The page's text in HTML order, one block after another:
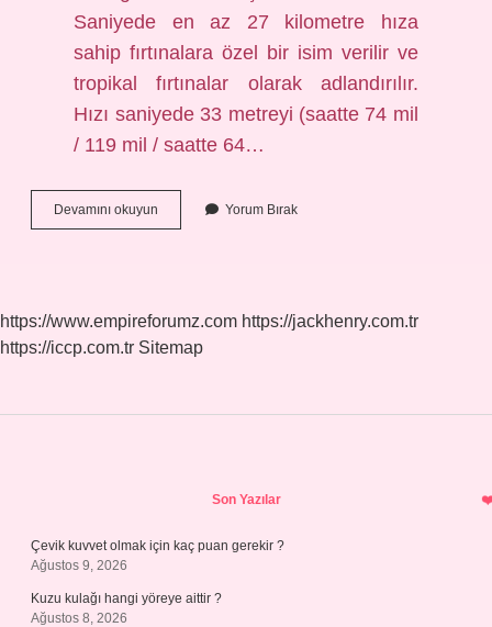
Saniyede en az 27 kilometre hıza
sahip fırtınalara özel bir isim verilir ve
tropikal fırtınalar olarak adlandırılır.
Hızı saniyede 33 metreyi (saatte 74 mil
/ 119 mil / saatte 64…
Devamını okuyun
Türkiyeye
Yorum Bırak
https://www.empireforumz.com https://jackhenry.com.tr
https://iccp.com.tr Sitemap
Son Yazılar
Çevik kuvvet olmak için kaç puan gerekir ?
Ağustos 9, 2026
Kuzu kulağı hangi yöreye aittir ?
Ağustos 8, 2026